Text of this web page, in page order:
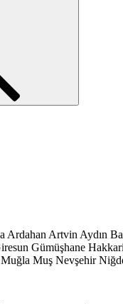
Ardahan Artvin Aydın
Gümüşhane Hakkari
Muğla Muş Nevşehir